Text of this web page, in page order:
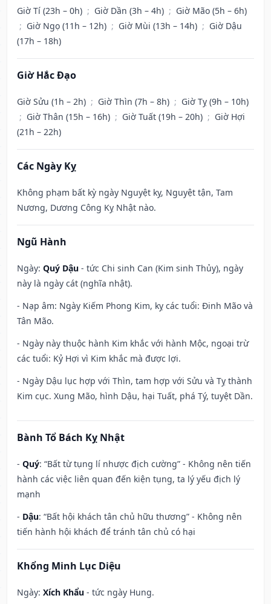
Giờ Tí (23h – 0h) ; Giờ Dần (3h – 4h) ; Giờ Mão (5h – 6h)
; Giờ Ngọ (11h – 12h) ; Giờ Mùi (13h – 14h) ; Giờ Dậu
(17h – 18h)
Giờ Hắc Đạo
Giờ Sửu (1h – 2h) ; Giờ Thìn (7h – 8h) ; Giờ Tỵ (9h – 10h)
; Giờ Thân (15h – 16h) ; Giờ Tuất (19h – 20h) ; Giờ Hợi
(21h – 22h)
Các Ngày Kỵ
Không phạm bất kỳ ngày Nguyệt kỵ, Nguyệt tận, Tam
Nương, Dương Công Kỵ Nhật nào.
Ngũ Hành
Ngày: Quý Dậu - tức Chi sinh Can (Kim sinh Thủy), ngày
này là ngày cát (nghĩa nhật).
- Nạp âm: Ngày Kiếm Phong Kim, kỵ các tuổi: Đinh Mão và
Tân Mão.
- Ngày này thuộc hành Kim khắc với hành Mộc, ngoại trừ
các tuổi: Kỷ Hợi vì Kim khắc mà được lợi.
- Ngày Dậu lục hợp với Thìn, tam hợp với Sửu và Tỵ thành
Kim cục. Xung Mão, hình Dậu, hại Tuất, phá Tý, tuyệt Dần.
Bành Tổ Bách Kỵ Nhật
- Quý: “Bất từ tụng lí nhược địch cường” - Không nên tiến
hành các việc liên quan đến kiện tụng, ta lý yếu địch lý
mạnh
- Dậu: “Bất hội khách tân chủ hữu thương” - Không nên
tiến hành hội khách để tránh tân chủ có hại
Khổng Minh Lục Diệu
Ngày: Xích Khẩu - tức ngày Hung.